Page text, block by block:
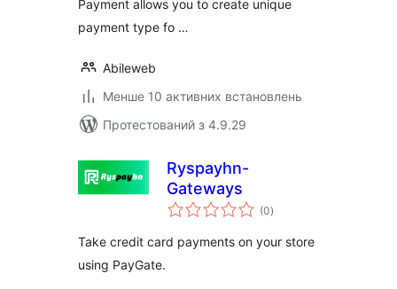
Payment allows you to create unique
payment type fo …
Abileweb
Менше 10 активних встановлень
Протестований з 4.9.29
Ryspayhn-
Gateways
(0загальний
рейтинг
)
Take credit card payments on your store
using PayGate.